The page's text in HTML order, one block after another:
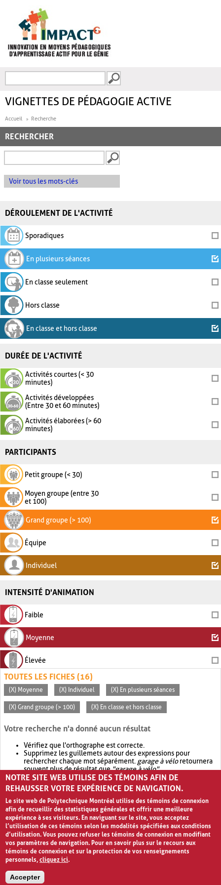
FORMULAIRE DE
VIGNETTES DE PÉDAGOGIE ACTIVE
Accueil Recherche
RECHERCHER
Voir tous les mots-clés
DÉROULEMENT DE L'ACTIVITÉ
Sporadiques
En plusieurs séances
En classe seulement
Hors classe
En classe et hors classe
DURÉE DE L'ACTIVITÉ
Activités courtes (< 30
minutes)
Activités développées
(Entre 30 et 60 minutes)
Activités élaborées (> 60
minutes)
PARTICIPANTS
Petit groupe (< 30)
Moyen groupe (entre 30
et 100)
Grand groupe (> 100)
Équipe
Individuel
INTENSITÉ D'ANIMATION
Faible
Moyenne
Élevée
TOUTES LES FICHES (16)
(X) Moyenne (X) Individuel (X) En plusieurs séances
(X) Grand groupe (> 100) (X) En classe et hors classe
Votre recherche n'a donné aucun résultat
Vérifiez que l'orthographe est correcte.
Supprimez les guillemets autour des expressions pour
rechercher chaque mot séparément. garage à véloretournera
souvent plus de résultat que"garage à vélo".
Envisagez d'élargir votre recherche avec OR.garage OR vélo
retournera souvent plus de résultat quegarage à vélo
NOTRE SITE WEB UTILISE DES TÉMOINS AFIN DE
REHAUSSER VOTRE EXPÉRIENCE DE NAVIGATION.
Le site web de Polytechnique Montréal utilise des témoins de connexion
afin de recueillir des statistiques générales et offrir une meilleure
expérience à ses visiteurs. En naviguant sur le site, vous acceptez
l’utilisation de ces témoins selon les modalités spécifiées aux conditions
d’utilisation. Vous pouvez refuser les témoins de connexion en modifiant
vos paramètres de navigation. Pour en savoir plus sur le recours aux
témoins de connexion et sur la protection de vos renseignements
personnels,cliquez ici.
Accepter